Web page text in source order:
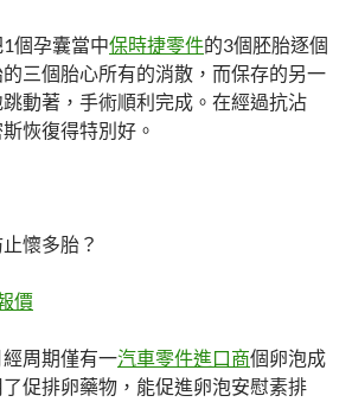
個孕囊當中保時捷零件的3個胚胎逐個
三個胎心所有的消散，而保存的另一
動著，手術順利完成。在經過抗沾
恢復得特別好。
懷多胎？
價
周期僅有一汽車零件進口商個卵泡成
促排卵藥物，能促進卵泡安慰素排